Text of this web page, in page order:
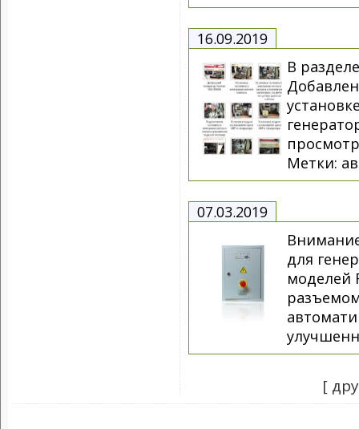
16.09.2019
В
Метки:
07.03.2019
для
моделей
[